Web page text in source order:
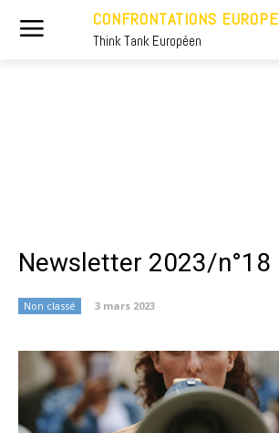
CONFRONTATIONS EUROPE
Think Tank Européen
Newsletter 2023/n°18
Non classé 3 mars 2023